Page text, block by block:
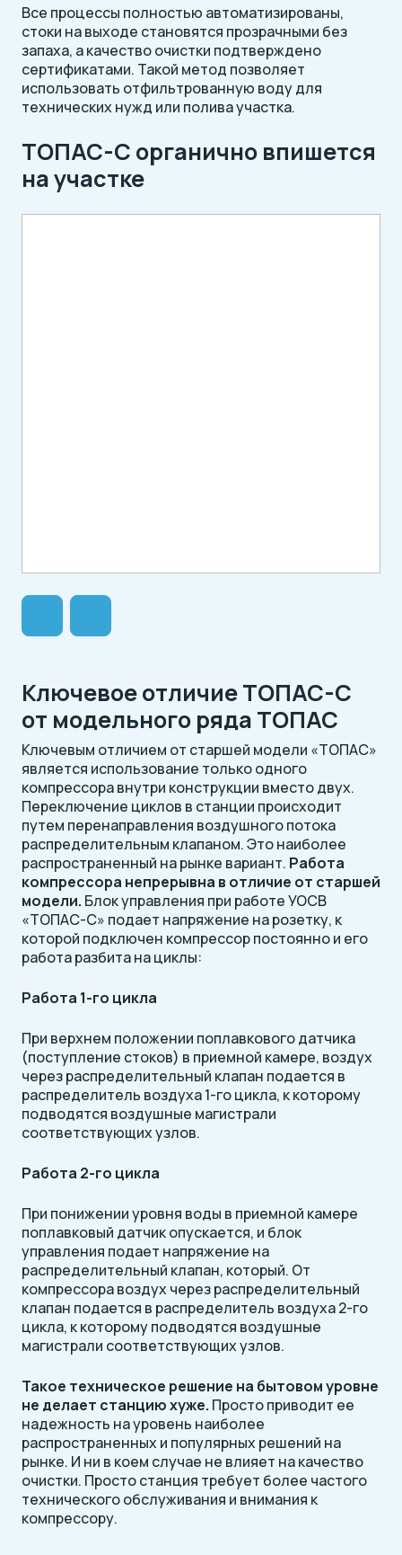
Все процессы полностью автоматизированы,
стоки на выходе становятся прозрачными без
запаха, а качество очистки подтверждено
сертификатами. Такой метод позволяет
использовать отфильтрованную воду для
технических нужд или полива участка.
ТОПАС-С органично впишется
на участке
Ключевое отличие ТОПАС-С
от модельного ряда ТОПАС
Ключевым отличием от старшей модели «ТОПАС»
является использование только одного
компрессора внутри конструкции вместо двух.
Переключение циклов в станции происходит
путем перенаправления воздушного потока
распределительным клапаном. Это наиболее
распространенный на рынке вариант. Работа
компрессора непрерывна в отличие от старшей
модели. Блок управления при работе УОСВ
«ТОПАС-С» подает напряжение на розетку, к
которой подключен компрессор постоянно и его
работа разбита на циклы:
Работа 1-го цикла
При верхнем положении поплавкового датчика
(поступление стоков) в приемной камере, воздух
через распределительный клапан подается в
распределитель воздуха 1-го цикла, к которому
подводятся воздушные магистрали
соответствующих узлов.
Работа 2-го цикла
При понижении уровня воды в приемной камере
поплавковый датчик опускается, и блок
управления подает напряжение на
распределительный клапан, который. От
компрессора воздух через распределительный
клапан подается в распределитель воздуха 2-го
цикла, к которому подводятся воздушные
магистрали соответствующих узлов.
Такое техническое решение на бытовом уровне
не делает станцию хуже. Просто приводит ее
надежность на уровень наиболее
распространенных и популярных решений на
рынке. И ни в коем случае не влияет на качество
очистки. Просто станция требует более частого
технического обслуживания и внимания к
компрессору.